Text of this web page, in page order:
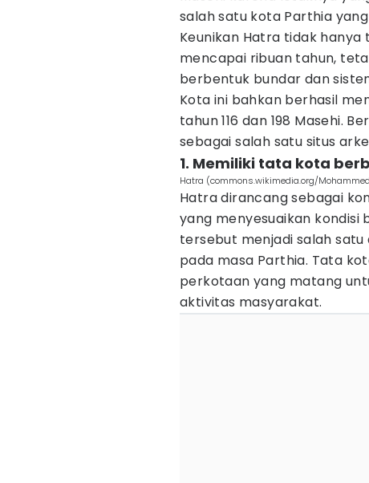
salah satu kota Parthia
Keunikan Hatra tidak
mencapai ribuan tahun,
berbentuk bundar dan
Kota ini bahkan berhasil
tahun 116 dan 198 Masehi.
sebagai salah satu situs
1. Memiliki tata kota
Hatra (commons.wikimedia.org/
Hatra dirancang sebagai
yang menyesuaikan kondisi
tersebut menjadi salah
pada masa Parthia. Tata
perkotaan yang matang
aktivitas masyarakat.